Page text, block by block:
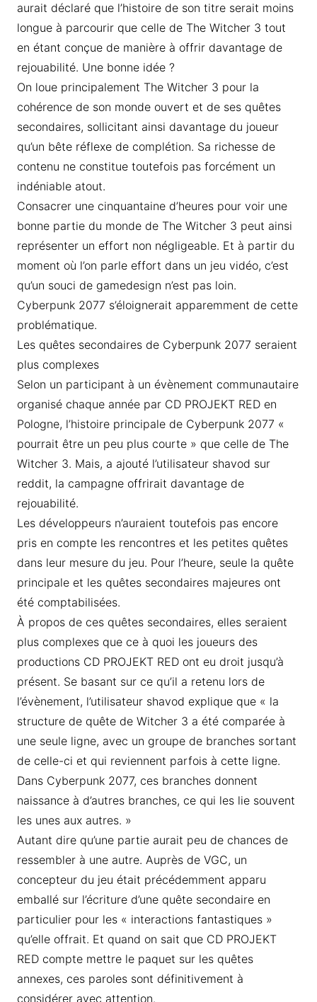
aurait déclaré que l’histoire de son titre serait moins
longue à parcourir que celle de The Witcher 3 tout
en étant conçue de manière à offrir davantage de
rejouabilité. Une bonne idée ?
On loue principalement The Witcher 3 pour la
cohérence de son monde ouvert et de ses quêtes
secondaires, sollicitant ainsi davantage du joueur
qu’un bête réflexe de complétion. Sa richesse de
contenu ne constitue toutefois pas forcément un
indéniable atout.
Consacrer une cinquantaine d’heures pour voir une
bonne partie du monde de The Witcher 3 peut ainsi
représenter un effort non négligeable. Et à partir du
moment où l’on parle effort dans un jeu vidéo, c’est
qu’un souci de gamedesign n’est pas loin.
Cyberpunk 2077 s’éloignerait apparemment de cette
problématique.
Les quêtes secondaires de Cyberpunk 2077 seraient
plus complexes
Selon un participant à un évènement communautaire
organisé chaque année par CD PROJEKT RED en
Pologne, l’histoire principale de Cyberpunk 2077 «
pourrait être un peu plus courte » que celle de The
Witcher 3. Mais, a ajouté l’utilisateur shavod sur
reddit, la campagne offrirait davantage de
rejouabilité.
Les développeurs n’auraient toutefois pas encore
pris en compte les rencontres et les petites quêtes
dans leur mesure du jeu. Pour l’heure, seule la quête
principale et les quêtes secondaires majeures ont
été comptabilisées.
À propos de ces quêtes secondaires, elles seraient
plus complexes que ce à quoi les joueurs des
productions CD PROJEKT RED ont eu droit jusqu’à
présent. Se basant sur ce qu’il a retenu lors de
l’évènement, l’utilisateur shavod explique que « la
structure de quête de Witcher 3 a été comparée à
une seule ligne, avec un groupe de branches sortant
de celle-ci et qui reviennent parfois à cette ligne.
Dans Cyberpunk 2077, ces branches donnent
naissance à d’autres branches, ce qui les lie souvent
les unes aux autres. »
Autant dire qu’une partie aurait peu de chances de
ressembler à une autre. Auprès de VGC, un
concepteur du jeu était précédemment apparu
emballé sur l’écriture d’une quête secondaire en
particulier pour les « interactions fantastiques »
qu’elle offrait. Et quand on sait que CD PROJEKT
RED compte mettre le paquet sur les quêtes
annexes, ces paroles sont définitivement à
considérer avec attention.